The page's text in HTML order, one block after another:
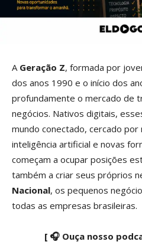
A Geração Z, formada por
dos anos 1990 e o início dos
profundamente o mercado de
negócios. Nativos digitais,
mundo conectado, cercado
inteligência artificial e novas
começam a ocupar posições
também a criar seus próprios
Nacional, os pequenos
todas as empresas brasileiras.
[ 🎧 Ouça nosso